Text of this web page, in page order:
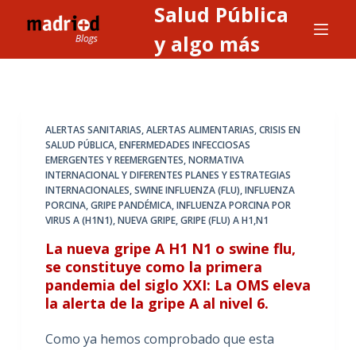
l
Salud Pública
y algo más
ALERTAS SANITARIAS, ALERTAS ALIMENTARIAS,CRISIS EN
SALUD PÚBLICA,ENFERMEDADES INFECCIOSAS
EMERGENTES Y REEMERGENTES,NORMATIVA
INTERNACIONAL Y DIFERENTES PLANES Y ESTRATEGIAS
INTERNACIONALES,SWINE INFLUENZA (FLU), INFLUENZA
PORCINA, GRIPE PANDÉMICA, INFLUENZA PORCINA POR
VIRUS A (H1N1), NUEVA GRIPE, GRIPE (FLU) A H1,N1
La nueva gripe A H1 N1 o swine flu,
se constituye como la primera
pandemia del siglo XXI: La OMS eleva
la alerta de la gripe A al nivel 6.
Como ya hemos comprobado que esta